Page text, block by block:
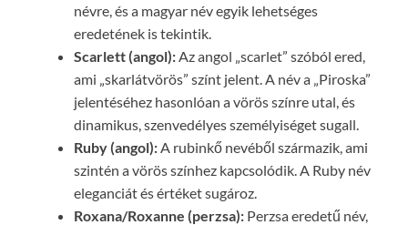
névre, és a magyar név egyik lehetséges
eredetének is tekintik.
Scarlett (angol): Az angol „scarlet” szóból ered,
ami „skarlátvörös” színt jelent. A név a „Piroska”
jelentéséhez hasonlóan a vörös színre utal, és
dinamikus, szenvedélyes személyiséget sugall.
Ruby (angol): A rubinkő nevéből származik, ami
szintén a vörös színhez kapcsolódik. A Ruby név
eleganciát és értéket sugároz.
Roxana/Roxanne (perzsa): Perzsa eredetű név,